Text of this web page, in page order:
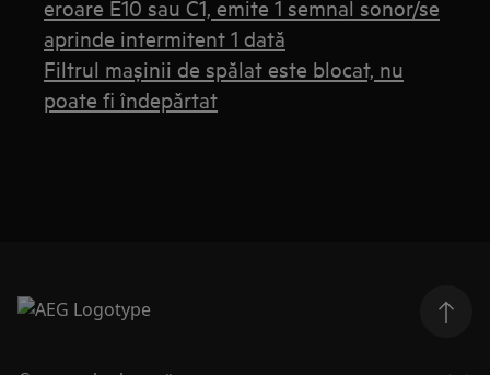
eroare E10 sau C1, emite 1 semnal sonor/se
aprinde intermitent 1 dată
Filtrul mașinii de spălat este blocat, nu
poate fi îndepărtat